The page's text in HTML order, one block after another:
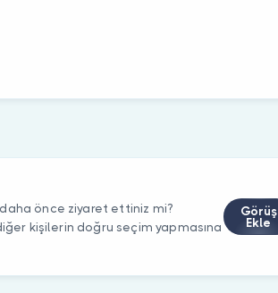
daha önce ziyaret ettiniz mi?
kişilerin doğru seçim yapmasına
Görüş
Ekle